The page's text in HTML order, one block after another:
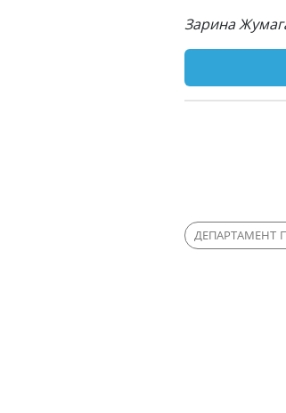
Зарина
ДЕПАРТАМЕНТ